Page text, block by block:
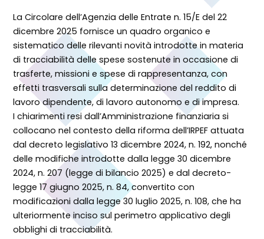
La Circolare dell’Agenzia delle Entrate n. 15/E del 22
dicembre 2025 fornisce un quadro organico e
sistematico delle rilevanti novità introdotte in materia
di tracciabilità delle spese sostenute in occasione di
trasferte, missioni e spese di rappresentanza, con
effetti trasversali sulla determinazione del reddito di
lavoro dipendente, di lavoro autonomo e di impresa.
I chiarimenti resi dall’Amministrazione finanziaria si
collocano nel contesto della riforma dell’IRPEF attuata
dal decreto legislativo 13 dicembre 2024, n. 192, nonché
delle modifiche introdotte dalla legge 30 dicembre
2024, n. 207 (legge di bilancio 2025) e dal decreto-
legge 17 giugno 2025, n. 84, convertito con
modificazioni dalla legge 30 luglio 2025, n. 108, che ha
ulteriormente inciso sul perimetro applicativo degli
obblighi di tracciabilità.